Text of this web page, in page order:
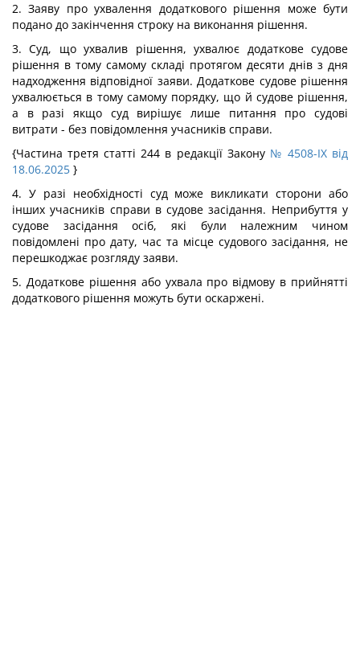
2. Заяву про ухвалення додаткового рішення може бути
подано до закінчення строку на виконання рішення.
3. Суд, що ухвалив рішення, ухвалює додаткове судове
рішення в тому самому складі протягом десяти днів з дня
надходження відповідної заяви. Додаткове судове рішення
ухвалюється в тому самому порядку, що й судове рішення,
а в разі якщо суд вирішує лише питання про судові
витрати - без повідомлення учасників справи.
{Частина третя статті 244 в редакції Закону № 4508-IX від
18.06.2025 }
4. У разі необхідності суд може викликати сторони або
інших учасників справи в судове засідання. Неприбуття у
судове засідання осіб, які були належним чином
повідомлені про дату, час та місце судового засідання, не
перешкоджає розгляду заяви.
5. Додаткове рішення або ухвала про відмову в прийнятті
додаткового рішення можуть бути оскаржені.